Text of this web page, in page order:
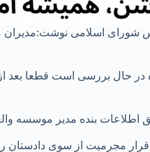
اسلامی نوشت:مدیران
بنده مدیر موسسه
قرار مجرمیت از سوی